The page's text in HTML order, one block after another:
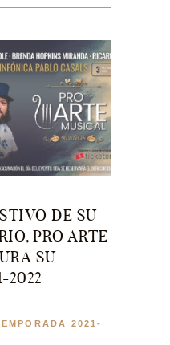
DE SU
PRO ARTE
SU
2022
2021-